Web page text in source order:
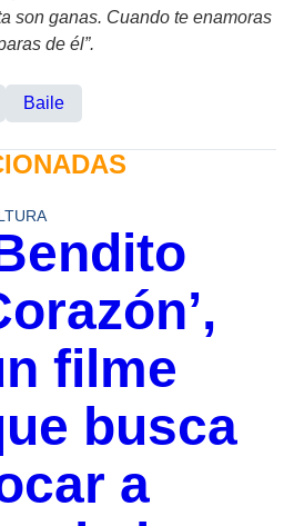
son ganas. Cuando te enamoras
de él”.
Baile
filme
busca
a